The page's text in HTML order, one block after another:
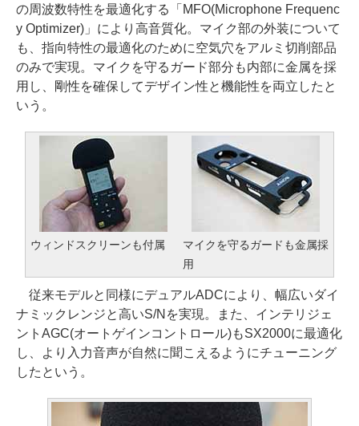
の周波数特性を最適化する「MFO(Microphone Frequenc
y Optimizer)」により高音質化。マイク部の外装について
も、指向特性の最適化のために空気穴をアルミ切削部品
のみで実現。マイクを守るガード部分も内部に金属を採
用し、剛性を確保してデザイン性と機能性を両立したと
いう。
ウィンドスクリーンも付属
マイクを守るガードも金属採
用
従来モデルと同様にデュアルADCにより、幅広いダイ
ナミックレンジと高いS/Nを実現。また、インテリジェ
ントAGC(オートゲインコントロール)もSX2000に最適化
し、より入力音声が自然に聞こえるようにチューニング
したという。